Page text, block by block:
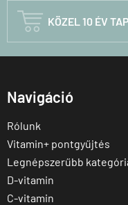
 KÖZEL 10 ÉV
Navigáció
Rólunk
Vitamin+ pontgyűjtés
Legnépszerűbb
D-vitamin
C-vitamin